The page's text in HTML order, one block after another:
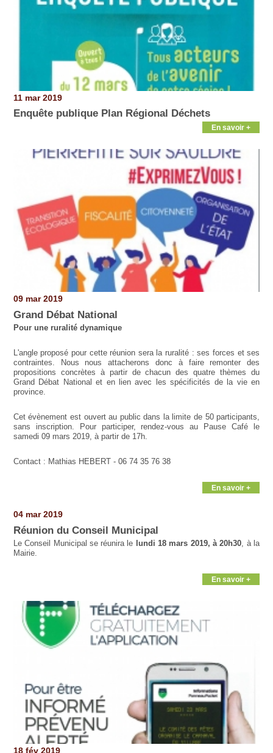
11 mar 2019
Enquête publique Plan Régional Déchets
En savoir +
09 mar 2019
Grand Débat National
Pour une ruralité dynamique
L'angle proposé pour cette réunion sera la ruralité : ses forces et ses
contraintes. Nous nous attacherons donc à faire remonter des
propositions concrètes à partir de chacun des quatre thèmes du
Grand Débat National et en lien avec les spécificités de la vie en
province.
Cet évènement est ouvert au public dans la limite de 50 participants,
sans inscription. Pour participer, rendez-vous au Pause Café le
samedi 09 mars 2019, à partir de 17h.
Contact : Mathias HEBERT - 06 74 35 76 38
En savoir +
04 mar 2019
Réunion du Conseil Municipal
Le Conseil Municipal se réunira le lundi 18 mars 2019, à 20h30 , à la
Mairie.
En savoir +
18 fév 2019